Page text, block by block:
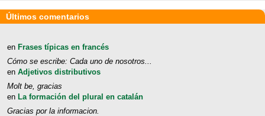
Últimos comentarios
en Frases típicas en francés
Cómo se escribe: Cada uno de nosotros...
en Adjetivos distributivos
Molt be, gracias
en La formación del plural en catalán
Gracias por la informacion.